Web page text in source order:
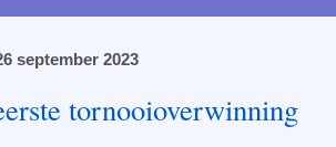
september 2023
tornooioverwinning